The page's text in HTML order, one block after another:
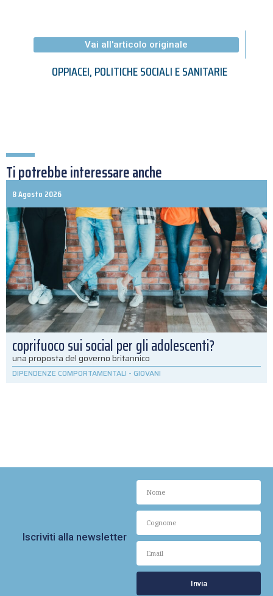
Vai all'articolo originale
OPPIACEI,POLITICHE SOCIALI E SANITARIE
Ti potrebbe interessare anche
8 Agosto 2026
coprifuoco sui social per gli adolescenti?
una proposta del governo britannico
DIPENDENZE COMPORTAMENTALI - GIOVANI
Iscriviti alla newsletter
Invia